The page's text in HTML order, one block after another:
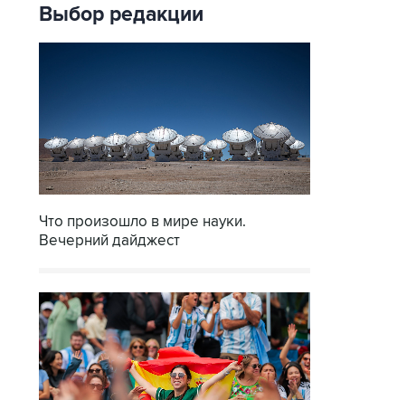
Выбор редакции
Что произошло в мире науки.
Вечерний дайджест